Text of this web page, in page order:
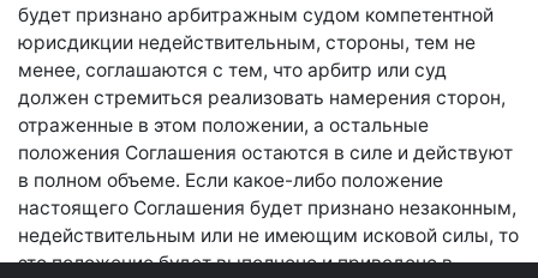
будет признано арбитражным судом компетентной
юрисдикции недействительным, стороны, тем не
менее, соглашаются с тем, что арбитр или суд
должен стремиться реализовать намерения сторон,
отраженные в этом положении, а остальные
положения Соглашения остаются в силе и действуют
в полном объеме. Если какое-либо положение
настоящего Соглашения будет признано незаконным,
недействительным или не имеющим исковой силы, то
это положение будет выполнено и приведено в